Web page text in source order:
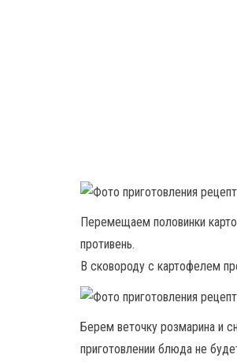
Перемещаем половинки
противень.
В сковороду с картофелем
Берем веточку розмарина и
приготовлении блюда не